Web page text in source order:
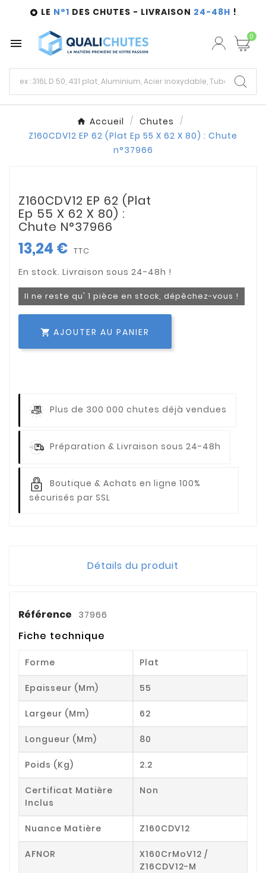
 LE N°1 DES CHUTES - LIVRAISON 24-48H !
 0
Accueil
Chutes
Z160CDV12 EP 62 (Plat Ep 55 X 62 X 80) : Chute
n°37966
Z160CDV12 EP 62 (Plat
Ep 55 X 62 X 80) :
Chute N°37966
13,24 € TTC
Il ne reste qu' 1 pièce en stock, dépêchez-vous !
 AJOUTER AU PANIER
Plus de 300 000 chutes déjà vendues
Préparation & Livraison sous 24-48h
Boutique & Achats en ligne 100%
sécurisés par SSL
Détails du produit
Référence 37966
Fiche technique
Forme Plat
Epaisseur (mm) 55
Largeur (mm) 62
Longueur (mm) 80
Poids (kg) 2.2
Certificat Matière
Inclus
Non
Nuance Matière Z160CDV12
AFNOR
X160CrMoV12 /
Z16CDV12-M